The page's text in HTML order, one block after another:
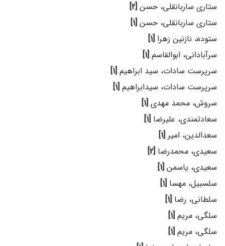
ستاری ساربانقلی، حسن [2]
ستاری ساربانقلی، حسن [1]
ستوده، نازنین زهرا [1]
سرآبادانی، ابوالقاسم [1]
سرپرست سادات، سید ابراهیم [1]
سرپرست سادات، سیدابراهیم [1]
سروش، محمد مهدی [1]
سعادتمندی، علیرضا [1]
سعدالدین، امیر [1]
سعیدی، محمدرضا [2]
سعیدی، یاسمن [1]
سلسبیل، مهسا [1]
سلطانی، رضا [1]
سلگی، مریم [1]
سلگی، مریم [1]